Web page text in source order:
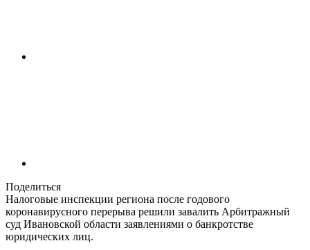
Поделиться
Налоговые инспекции региона после годового
коронавирусного перерыва решили завалить Арбитражный
суд Ивановской области заявлениями о банкротстве
юридических лиц.